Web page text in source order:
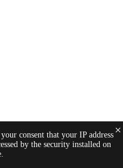
consent that your IP address
by the security installed on
×